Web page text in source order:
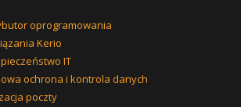
oprogramowania
Kerio
IT
ochrona i kontrola danych
poczty